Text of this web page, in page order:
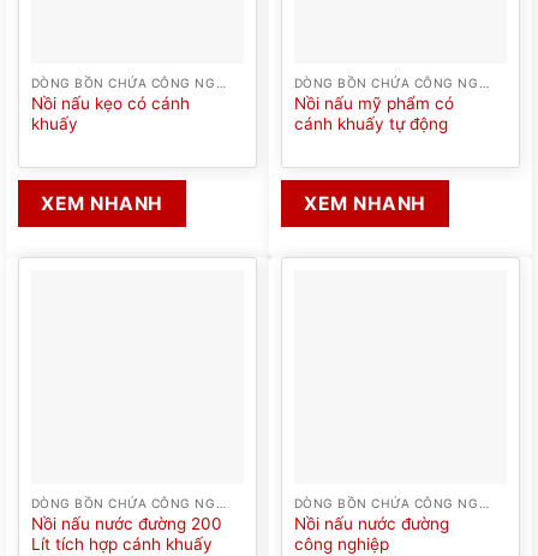
Nồi nấu kẹo có cánh
khuấy
XEM NHANH
Nồi nấu mỹ phẩm có
cánh khuấy tự động
XEM NHANH
Nồi nấu nước đường 200
Lít tích hợp cánh khuấy
Nồi nấu nước đường
công nghiệp